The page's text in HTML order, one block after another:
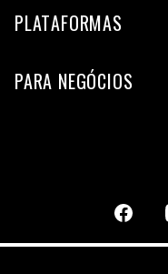
PLATAFORMAS
PARA NEGÓCIOS